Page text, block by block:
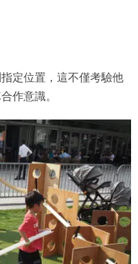
定位置，這不僅考驗他
作意識。